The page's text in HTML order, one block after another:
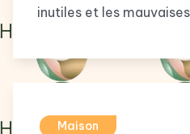
inutiles et les
Maison